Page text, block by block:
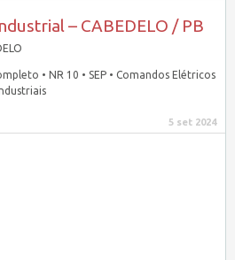
– CABEDELO / PB
• NR 10 • SEP • Comandos Elétricos
5 set 2024